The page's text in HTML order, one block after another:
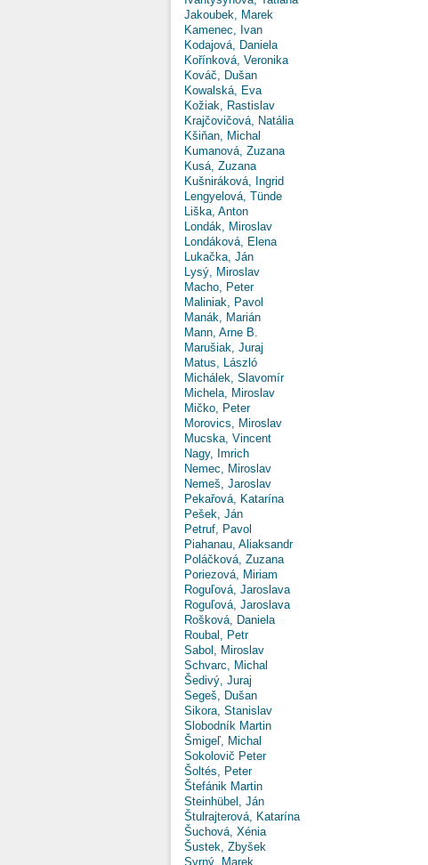
Jakoubek, Marek
Kamenec, Ivan
Kodajová, Daniela
Kořínková, Veronika
Kováč, Dušan
Kowalská, Eva
Kožiak, Rastislav
Krajčovičová, Natália
Kšiňan, Michal
Kumanová, Zuzana
Kusá, Zuzana
Kušniráková, Ingrid
Lengyelová, Tünde
Liška, Anton
Londák, Miroslav
Londáková, Elena
Lukačka, Ján
Lysý, Miroslav
Macho, Peter
Maliniak, Pavol
Manák, Marián
Mann, Arne B.
Marušiak, Juraj
Matus, László
Michálek, Slavomír
Michela, Miroslav
Mičko, Peter
Morovics, Miroslav
Mucska, Vincent
Nagy, Imrich
Nemec, Miroslav
Nemeš, Jaroslav
Pekařová, Katarína
Pešek, Ján
Petruf, Pavol
Piahanau, Aliaksandr
Poláčková, Zuzana
Poriezová, Miriam
Roguľová, Jaroslava
Roguľová, Jaroslava
Rošková, Daniela
Roubal, Petr
Sabol, Miroslav
Schvarc, Michal
Šedivý, Juraj
Segeš, Dušan
Sikora, Stanislav
Slobodník Martin
Šmigeľ, Michal
Sokolovič Peter
Šoltés, Peter
Štefánik Martin
Steinhübel, Ján
Štulrajterová, Katarína
Šuchová, Xénia
Šustek, Zbyšek
Syrný, Marek